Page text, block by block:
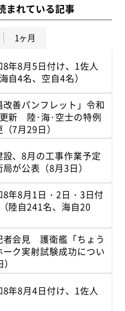
まれている記事
1ヶ月
年8月5日付け、1佐人
自4名、空自4名）
改善パンフレット」令和
新 陸･海･空士の特例
7月29日）
、8月の工事作業予定
が公表（8月3日）
年8月1日・2日・3日付
陸自241名、海自20
者会見 護衛艦「ちょう
ク実射試験成功につい
年8月4日付け、1佐人